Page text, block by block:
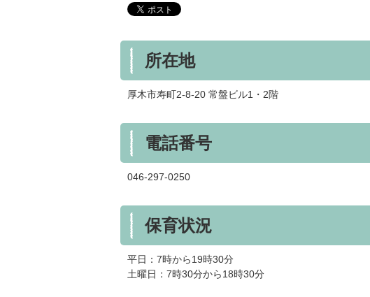
所在地
厚木市寿町2-8-20 常盤ビル1・2階
電話番号
046-297-0250
保育状況
平日：7時から19時30分
土曜日：7時30分から18時30分